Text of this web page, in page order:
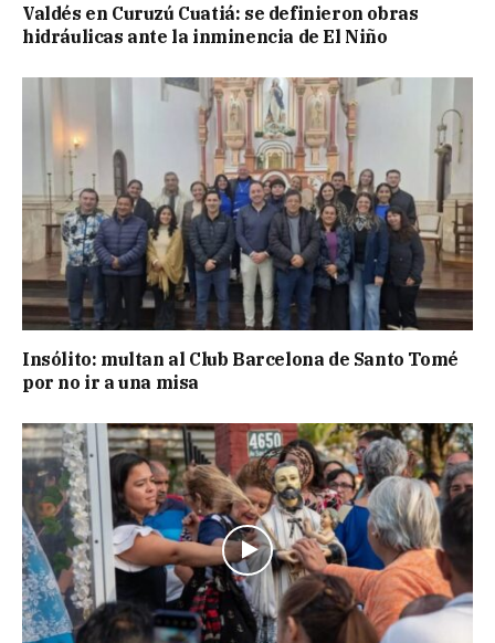
Valdés en Curuzú Cuatiá: se definieron obras
hidráulicas ante la inminencia de El Niño
Insólito: multan al Club Barcelona de Santo Tomé
por no ir a una misa